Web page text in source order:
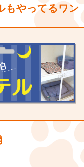
もやってるワン